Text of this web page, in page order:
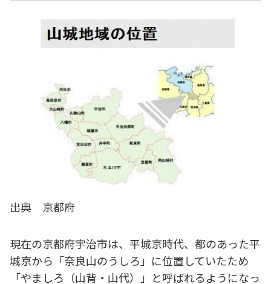
出典 京都府
現在の京都府宇治市は、平城京時代、都のあった平
城京から「奈良山のうしろ」に位置していたため
「やましろ（山背・山代）」と呼ばれるようになっ